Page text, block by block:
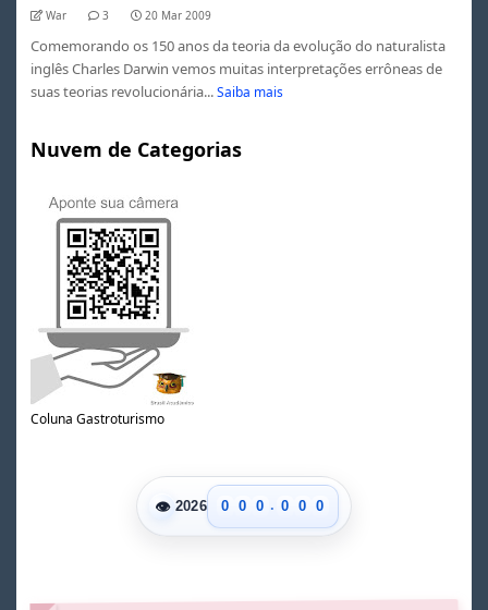
War 3 20 Mar 2009
Comemorando os 150 anos da teoria da evolução do naturalista
inglês Charles Darwin vemos muitas interpretações errôneas de
suas teorias revolucionária... Saiba mais
Nuvem de Categorias
Coluna Gastroturismo
👁 2026
0
1
0
1
0
1
. 0
1
0
1
0
1